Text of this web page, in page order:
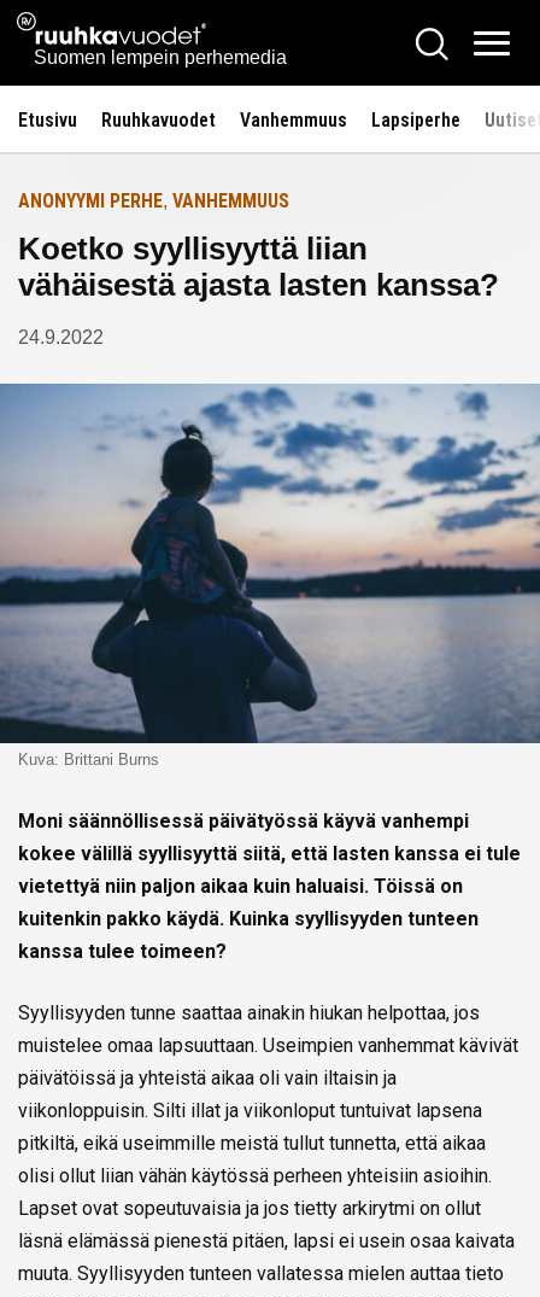
Siirry
sisältöön
Ruuhkavuodet.fi
Suomen lempein perhemedia
Hae
Etusivu Ruuhkavuodet Vanhemmuus Lapsiperhe
Etusivulle
ANONYYMI PERHE, VANHEMMUUS
Koetko syyllisyyttä liian
vähäisestä ajasta lasten kanssa?
24.9.2022
Kuva: Brittani Burns
Moni säännöllisessä päivätyössä käyvä vanhempi
kokee välillä syyllisyyttä siitä, että lasten kanssa ei tule
vietettyä niin paljon aikaa kuin haluaisi. Töissä on
kuitenkin pakko käydä. Kuinka syyllisyyden tunteen
kanssa tulee toimeen?
Syyllisyyden tunne saattaa ainakin hiukan helpottaa, jos
muistelee omaa lapsuuttaan. Useimpien vanhemmat kävivät
päivätöissä ja yhteistä aikaa oli vain iltaisin ja
viikonloppuisin. Silti illat ja viikonloput tuntuivat lapsena
pitkiltä, eikä useimmille meistä tullut tunnetta, että aikaa
olisi ollut liian vähän käytössä perheen yhteisiin asioihin.
Lapset ovat sopeutuvaisia ja jos tietty arkirytmi on ollut
läsnä elämässä pienestä pitäen, lapsi ei usein osaa kaivata
muuta. Syyllisyyden tunteen vallatessa mielen auttaa tieto